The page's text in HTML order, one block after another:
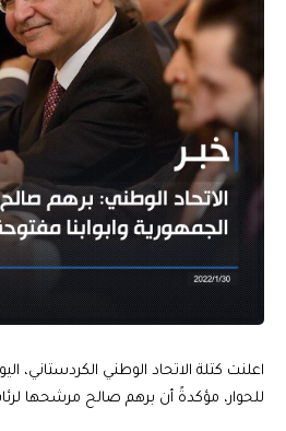
اعلنت كتلة الاتحاد الوطني الكردستاني،
للحوار، مؤكدةً أن برهم صالح مرشحها